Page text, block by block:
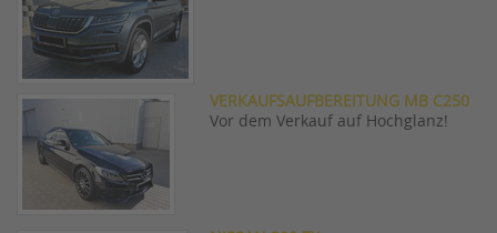
VERKAUFSAUFBEREITUNG MB C250
Vor dem Verkauf auf Hochglanz!